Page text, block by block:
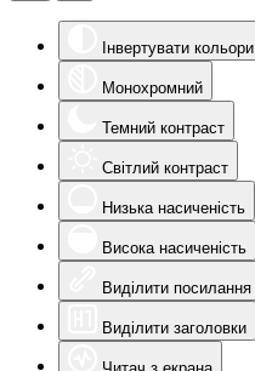
Інвертувати кольори
Монохромний
Темний контраст
Світлий контраст
Низька насиченість
Висока насиченість
Виділити посилання
Виділити заголовки